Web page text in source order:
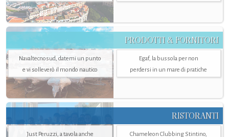
PRODOTTI & FORNITORI
Navaltecnosud, datemi un punto
e vi solleverò il mondo nautico
Egaf, la bussola per non
perdersi in un mare di pratiche
RISTORANTI
Just Peruzzi, a tavola anche Chameleon Clubbing Stintino,